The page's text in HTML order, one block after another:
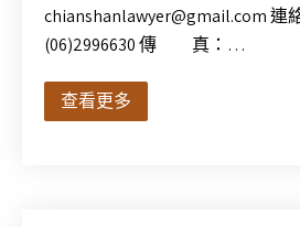
chianshanlawyer@gmail.com 連
(06)2996630 傳 真：…
查看更多